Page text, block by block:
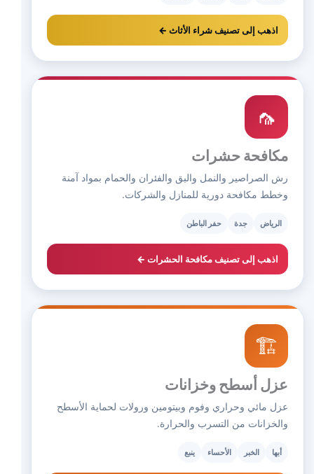
اذهب إلى تصنيف شراء الأثاث ←
🦟
مكافحة حشرات
رش الصراصير والنمل والبق والفئران والحمام بمواد آمنة
وخطط مكافحة دورية للمنازل والشركات.
الرياض جدة حفر الباطن
اذهب إلى تصنيف مكافحة الحشرات ←
🏗️
عزل أسطح وخزانات
عزل مائي وحراري وفوم وبيتومين ورولات لحماية الأسطح
والخزانات من التسرب والحرارة.
أبها الخبر الأحساء ينبع